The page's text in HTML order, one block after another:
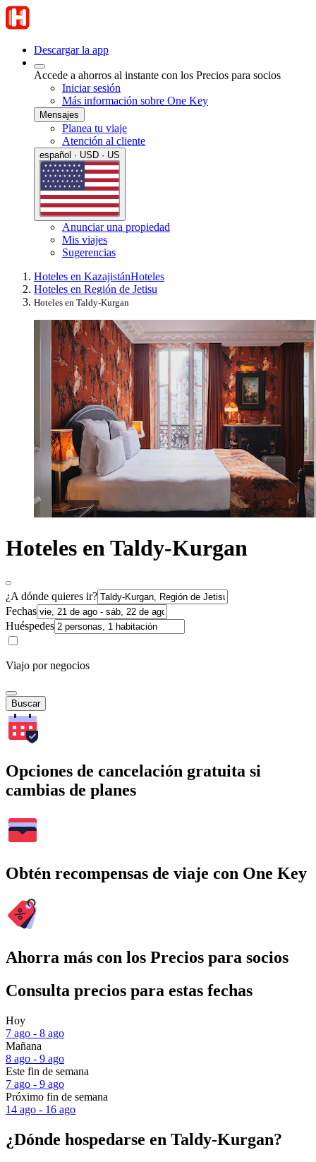
Descargar la app
Accede a ahorros al instante con los Precios para socios
Iniciar sesión
Más información sobre One Key
Mensajes
Planea tu viaje
Atención al cliente
español · USD · US
Anunciar una propiedad
Mis viajes
Sugerencias
Hoteles en KazajistánHoteles
Hoteles en Región de Jetisu
Hoteles en Taldy-Kurgan
Hoteles en Taldy-Kurgan
¿A dónde quieres ir?
Fechas
Huéspedes
Viajo por negocios
Buscar
Opciones de cancelación gratuita si
cambias de planes
Obtén recompensas de viaje con One Key
Ahorra más con los Precios para socios
Consulta precios para estas fechas
Hoy
7 ago - 8 ago
Mañana
8 ago - 9 ago
Este fin de semana
7 ago - 9 ago
Próximo fin de semana
14 ago - 16 ago
¿Dónde hospedarse en Taldy-Kurgan?